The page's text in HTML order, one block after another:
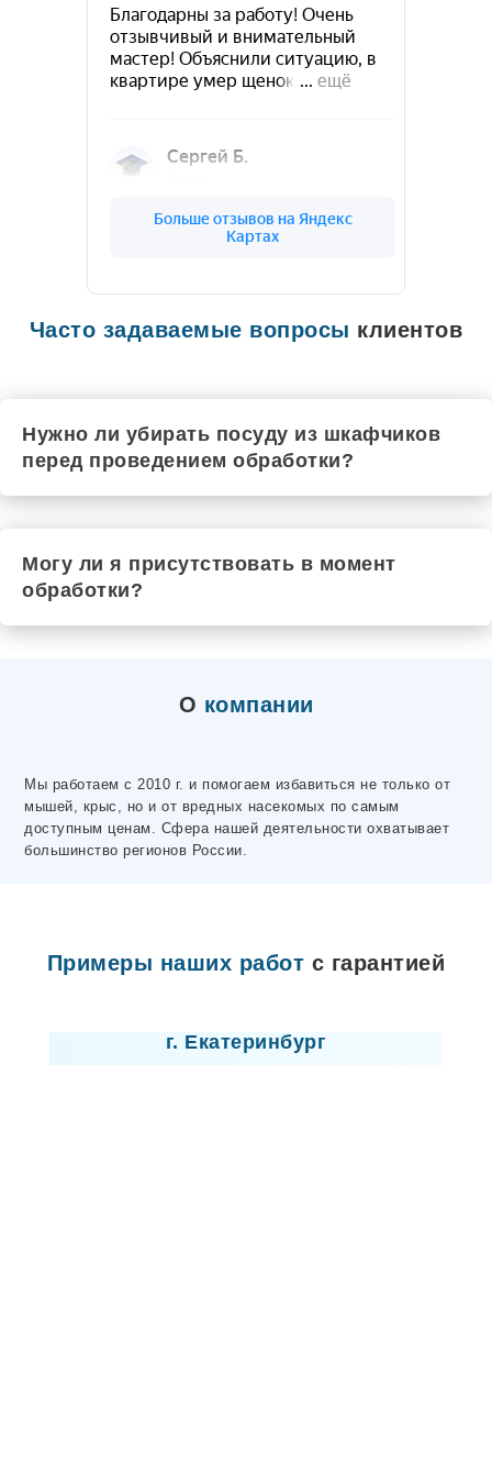
Часто задаваемые вопросы клиентов
Нужно ли убирать посуду из шкафчиков
перед проведением обработки?
Могу ли я присутствовать в момент
обработки?
О компании
Мы работаем с 2010 г. и помогаем избавиться не только от
мышей, крыс, но и от вредных насекомых по самым
доступным ценам. Сфера нашей деятельности охватывает
большинство регионов России.
Примеры наших работ с гарантией
г. Екатеринбург